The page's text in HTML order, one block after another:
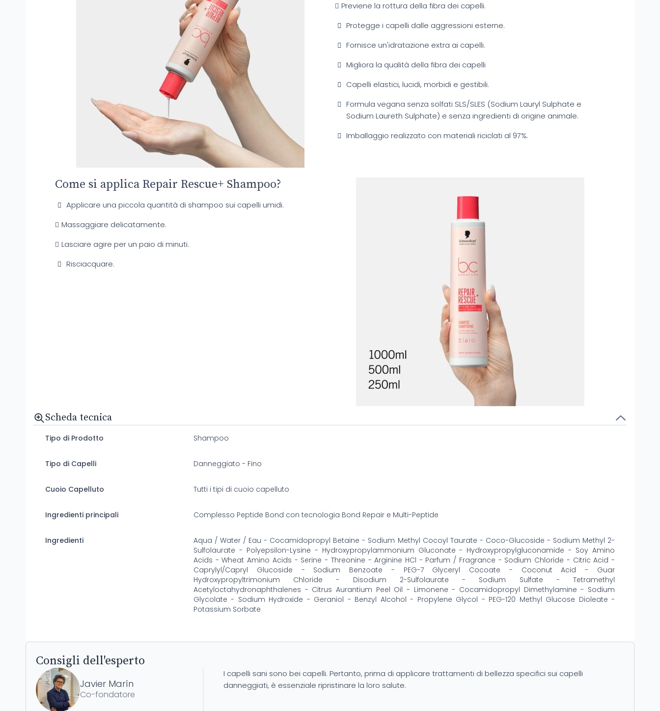
Previene la rottura della fibra dei capelli.
Protegge i capelli dalle aggressioni esterne.
Fornisce un'idratazione extra ai capelli.
Migliora la qualità della fibra dei capelli
Capelli elastici, lucidi, morbidi e gestibili.
Formula vegana senza solfati SLS/SLES (Sodium Lauryl Sulphate e
Sodium Laureth Sulphate) e senza ingredienti di origine animale.
Imballaggio realizzato con materiali riciclati al 97%.
Come si applica Repair Rescue+ Shampoo?
Applicare una piccola quantità di shampoo sui capelli umidi.
Massaggiare delicatamente.
Lasciare agire per un paio di minuti.
Risciacquare.
Scheda tecnica
Tipo di Prodotto Shampoo
Tipo di Capelli Danneggiato - Fino
Cuoio Capelluto Tutti i tipi di cuoio capelluto
Ingredienti principali Complesso Peptide Bond con tecnologia Bond Repair e Multi-Peptide
Ingredienti
Aqua / Water / Eau - Cocamidopropyl Betaine - Sodium Methyl Cocoyl Taurate - Coco-Glucoside - Sodium Methyl 2-
Sulfolaurate - Polyepsilon-Lysine - Hydroxypropylammonium Gluconate - Hydroxypropylgluconamide - Soy Amino
Acids - Wheat Amino Acids - Serine - Threonine - Arginine HCl - Parfum / Fragrance - Sodium Chloride - Citric Acid -
Caprylyl/Capryl Glucoside - Sodium Benzoate - PEG-7 Glyceryl Cocoate - Coconut Acid - Guar
Hydroxypropyltrimonium Chloride - Disodium 2-Sulfolaurate - Sodium Sulfate - Tetramethyl
Acetyloctahydronaphthalenes - Citrus Aurantium Peel Oil - Limonene - Cocamidopropyl Dimethylamine - Sodium
Glycolate - Sodium Hydroxide - Geraniol - Benzyl Alcohol - Propylene Glycol - PEG-120 Methyl Glucose Dioleate -
Potassium Sorbate
Consigli dell'esperto
Javier Marín
Co-fondatore
I capelli sani sono bei capelli. Pertanto, prima di applicare trattamenti di bellezza specifici sui capelli
danneggiati, è essenziale ripristinare la loro salute.